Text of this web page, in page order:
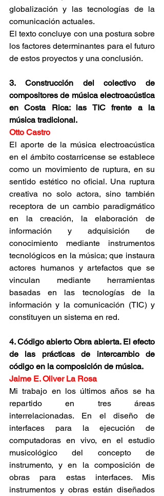
globalización y las tecnologías de la
comunicación actuales.
El texto concluye con una postura sobre
los factores determinantes para el futuro
de estos proyectos y una conclusión.
3. Construcción del colectivo de
compositores de música electroacústica
en Costa Rica: las TIC frente a la
música tradicional.
Otto Castro
El aporte de la música electroacústica
en el ámbito costarricense se establece
como un movimiento de ruptura, en su
sentido estético no oficial. Una ruptura
creativa no solo actora, sino también
receptora de un cambio paradigmático
en la creación, la elaboración de
información y adquisición de
conocimiento mediante instrumentos
tecnológicos en la música; que instaura
actores humanos y artefactos que se
vinculan mediante herramientas
basadas en las tecnologías de la
información y la comunicación (TIC) y
constituyen un sistema en red.
4. Código abierto Obra abierta. El efecto
de las prácticas de intercambio de
código en la composición de música.
Jaime E. Oliver La Rosa
Mi trabajo en los últimos años se ha
repartido en tres áreas
interrelacionadas. En el diseño de
interfaces para la ejecución de
computadoras en vivo, en el estudio
musicológico del concepto de
instrumento, y en la composición de
obras para estas interfaces. Mis
instrumentos y obras están diseñados